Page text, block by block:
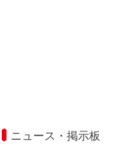
ニュース・掲示板